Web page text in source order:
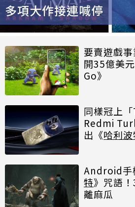
多項大作接連喊停
要賣遊戲
開35億美
Go》
同樣冠上
Redmi
出《哈利
Android手
特》咒語
離麻瓜